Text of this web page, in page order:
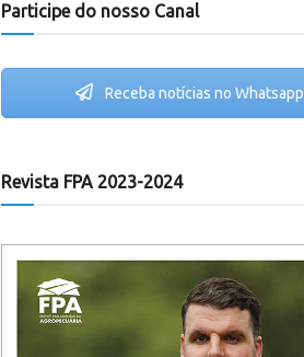
Participe do nosso Canal
Receba notícias no Whatsapp
Revista FPA 2023-2024